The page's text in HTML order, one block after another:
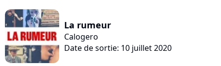
La rumeur
Calogero
Date de sortie: 10 juillet 2020